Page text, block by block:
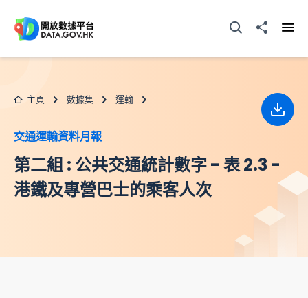
打開搜尋器分享至
主頁 數據集 運輸
交通運輸資料月報
第二組 : 公共交通統計數字 - 表 2.3 -
港鐵及專營巴士的乘客人次
下載